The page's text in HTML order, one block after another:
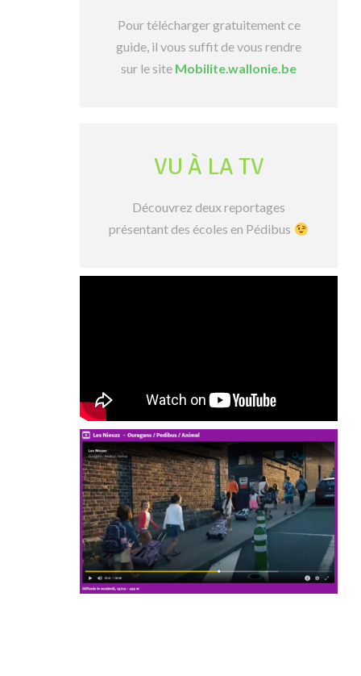
Pour télécharger gratuitement ce
guide, il vous suffit de vous rendre
sur le site Mobilite.wallonie.be
VU À LA TV
Découvrez deux reportages
présentant des écoles en Pédibus